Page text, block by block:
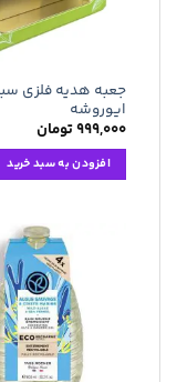
جعبه هدیه فلزی
ایوروشه
۹۹۹,۰۰۰تومان
افزودن به سبد خرید